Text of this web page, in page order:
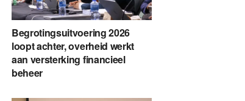
Begrotingsuitvoering 2026
loopt achter, overheid werkt
aan versterking financieel
beheer